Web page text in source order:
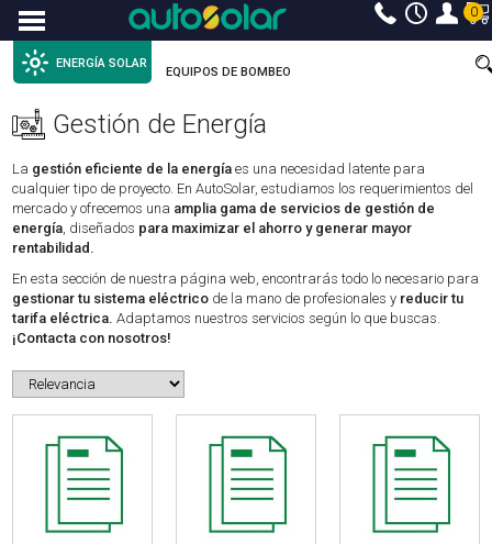
Menu 0
ENERGÍA SOLAR
EQUIPOS DE BOMBEO
Gestión de Energía
La gestión eficiente de la energíaes una necesidad latente para
cualquier tipo de proyecto. En AutoSolar, estudiamos los requerimientos del
mercado y ofrecemos una amplia gama de servicios de gestión de
energía, diseñados para maximizar el ahorro y generar mayor
rentabilidad.
En esta sección de nuestra página web, encontrarás todo lo necesario para
gestionar tu sistema eléctrico de la mano de profesionales y reducir tu
tarifa eléctrica. Adaptamos nuestros servicios según lo que buscas.
¡Contacta con nosotros!